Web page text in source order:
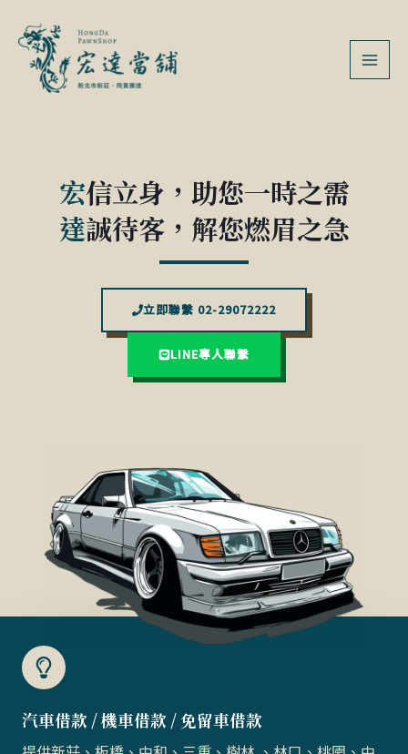
宏信立身，助您一時之需
達誠待客，解您燃眉之急
立即聯繫 02-29072222
LINE專人聯繫
汽車借款 / 機車借款 / 免留車借款​